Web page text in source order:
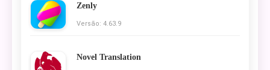
Zenly
Versão: 4.63.9
Novel Translation